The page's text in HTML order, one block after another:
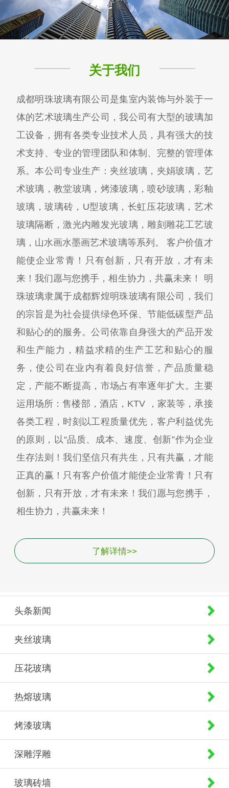
关于我们
成都明珠玻璃有限公司是集室内装饰与外装于一
体的艺术玻璃生产公司，我公司有大型的玻璃加
工设备，拥有各类专业技术人员，具有强大的技
术支持、专业的管理团队和体制、完整的管理体
系。本公司专业生产：夹丝玻璃，夹娟玻璃，艺
术玻璃，教堂玻璃，烤漆玻璃，喷砂玻璃，彩釉
玻璃，玻璃砖，U型玻璃，长虹压花玻璃，艺术
玻璃隔断，激光内雕发光玻璃，雕刻雕花工艺玻
璃，山水画水墨画艺术玻璃等系列。 客户价值才
能使企业常青！只有创新，只有开放，才有未
来！我们愿与您携手，相生协力，共赢未来！ 明
珠玻璃隶属于成都辉煌明珠玻璃有限公司，我们
的宗旨是为社会提供绿色环保、节能低碳型产品
和贴心的的服务。公司依靠自身强大的产品开发
和生产能力，精益求精的生产工艺和贴心的服
务，使公司在业内有着良好信誉，产品质量稳
定，产能不断提高，市场占有率逐年扩大。主要
运用场所：售楼部，酒店，KTV ，家装等，承接
各类工程，时刻以工程质量优先，客户利益优先
的原则，以“品质、成本、速度、创新”作为企业
生存法则！我们坚信只有共生，只有共赢，才能
正真的赢！只有客户价值才能使企业常青！只有
创新，只有开放，才有未来！我们愿与您携手，
相生协力，共赢未来！
了解详情>>
头条新闻
夹丝玻璃
压花玻璃
热熔玻璃
烤漆玻璃
深雕浮雕
玻璃砖墙